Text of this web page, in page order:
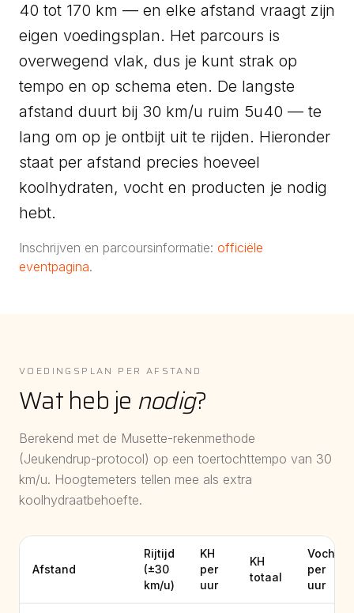
40 tot 170 km — en elke afstand vraagt zijn
eigen voedingsplan. Het parcours is
overwegend vlak, dus je kunt strak op
tempo en op schema eten. De langste
afstand duurt bij 30 km/u ruim 5u40 — te
lang om op je ontbijt uit te rijden. Hieronder
staat per afstand precies hoeveel
koolhydraten, vocht en producten je nodig
hebt.
Inschrijven en parcoursinformatie: officiële
eventpagina.
VOEDINGSPLAN PER AFSTAND
Wat heb je nodig?
Berekend met de Musette-rekenmethode
(Jeukendrup-protocol) op een toertochttempo van 30
km/u. Hoogtemeters tellen mee als extra
koolhydraatbehoefte.
Afstand
Rijtijd
(±30
km/u)
KH
per
uur
KH
totaal
Vocht
per
uur